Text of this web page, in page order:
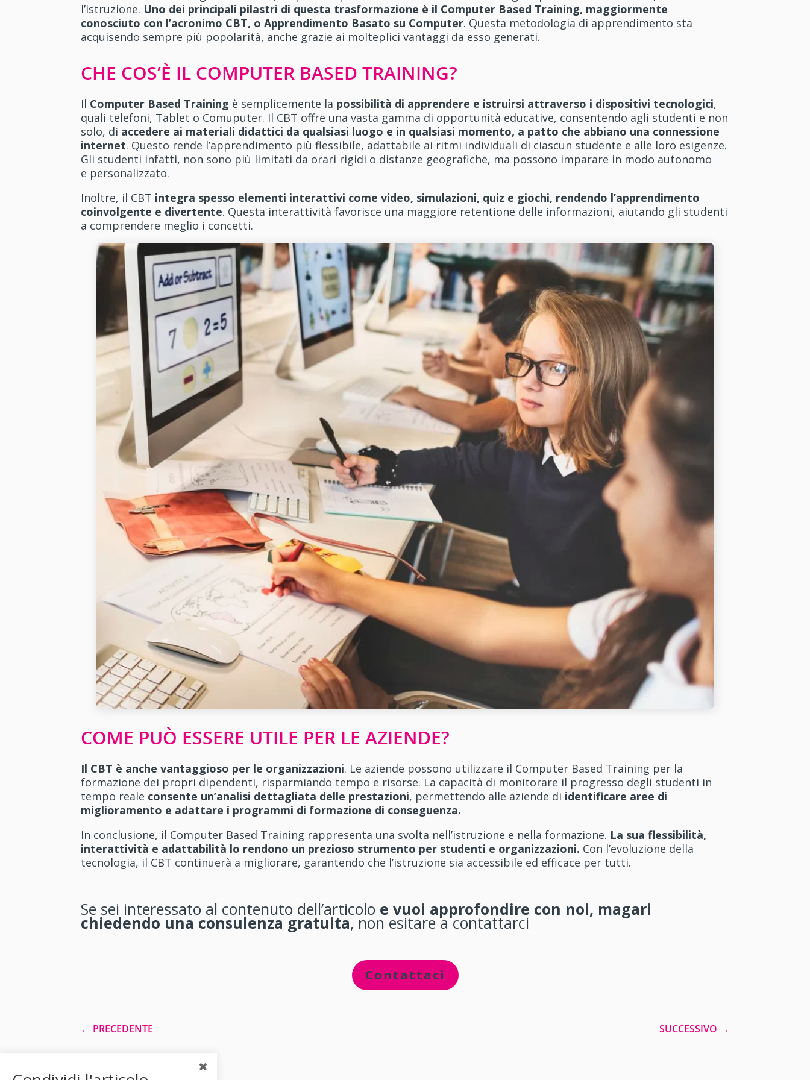
l’istruzione. Uno dei principali pilastri di questa trasformazione è il Computer Based Training, maggiormente
conosciuto con l’acronimo CBT, o Apprendimento Basato su Computer. Questa metodologia di apprendimento sta
acquisendo sempre più popolarità, anche grazie ai molteplici vantaggi da esso generati.
CHE COS’È IL COMPUTER BASED TRAINING?
Il Computer Based Training è semplicemente la possibilità di apprendere e istruirsi attraverso i dispositivi tecnologici,
quali telefoni, Tablet o Comuputer. Il CBT offre una vasta gamma di opportunità educative, consentendo agli studenti e non
solo, di accedere ai materiali didattici da qualsiasi luogo e in qualsiasi momento, a patto che abbiano una connessione
internet. Questo rende l’apprendimento più flessibile, adattabile ai ritmi individuali di ciascun studente e alle loro esigenze.
Gli studenti infatti, non sono più limitati da orari rigidi o distanze geografiche, ma possono imparare in modo autonomo
e personalizzato.
Inoltre, il CBT integra spesso elementi interattivi come video, simulazioni, quiz e giochi, rendendo l’apprendimento
coinvolgente e divertente. Questa interattività favorisce una maggiore retentione delle informazioni, aiutando gli studenti
a comprendere meglio i concetti.
COME PUÒ ESSERE UTILE PER LE AZIENDE?
Il CBT è anche vantaggioso per le organizzazioni. Le aziende possono utilizzare il Computer Based Training per la
formazione dei propri dipendenti, risparmiando tempo e risorse. La capacità di monitorare il progresso degli studenti in
tempo reale consente un’analisi dettagliata delle prestazioni, permettendo alle aziende di identificare aree di
miglioramento e adattare i programmi di formazione di conseguenza.
In conclusione, il Computer Based Training rappresenta una svolta nell’istruzione e nella formazione. La sua flessibilità,
interattività e adattabilità lo rendono un prezioso strumento per studenti e organizzazioni. Con l’evoluzione della
tecnologia, il CBT continuerà a migliorare, garantendo che l’istruzione sia accessibile ed efficace per tutti.
Se sei interessato al contenuto dell’articolo e vuoi approfondire con noi, magari
chiedendo una consulenza gratuita, non esitare a contattarci
Contattaci
← PRECEDENTE SUCCESSIVO →